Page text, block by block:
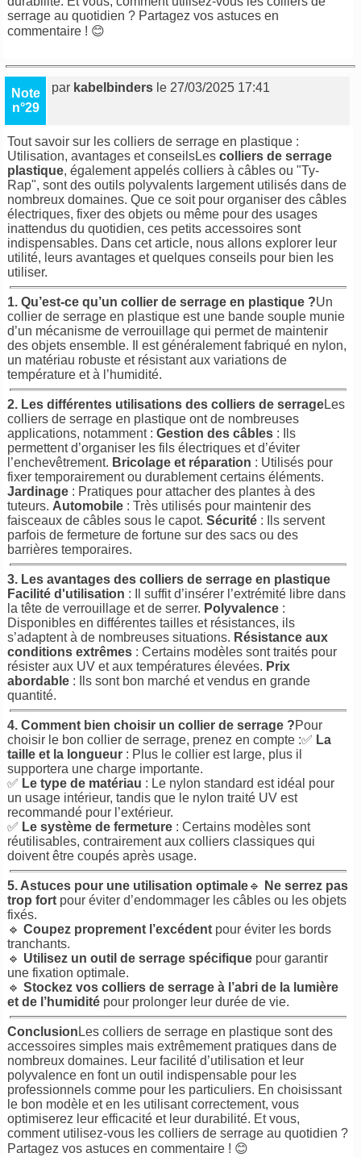
serrage au quotidien ? Partagez vos astuces en
commentaire ! 😊
Note
n°29
par kabelbinders le 27/03/2025 17:41
Tout savoir sur les colliers de serrage en plastique :
Utilisation, avantages et conseilsLescolliers de serrage
plastique, également appelés colliers à câbles ou "Ty-
Rap", sont des outils polyvalents largement utilisés dans de
nombreux domaines. Que ce soit pour organiser des câbles
électriques, fixer des objets ou même pour des usages
inattendus du quotidien, ces petits accessoires sont
indispensables. Dans cet article, nous allons explorer leur
utilité, leurs avantages et quelques conseils pour bien les
utiliser.
1. Qu’est-ce qu’un collier de serrage en plastique ?Un
collier de serrage en plastique est une bande souple munie
d’un mécanisme de verrouillage qui permet de maintenir
des objets ensemble. Il est généralement fabriqué en nylon,
un matériau robuste et résistant aux variations de
température et à l’humidité.
2. Les différentes utilisations des colliers de serrageLes
colliers de serrage en plastique ont de nombreuses
applications, notamment :Gestion des câbles : Ils
permettent d’organiser les fils électriques et d’éviter
l’enchevêtrement. Bricolage et réparation : Utilisés pour
fixer temporairement ou durablement certains éléments.
Jardinage : Pratiques pour attacher des plantes à des
tuteurs. Automobile : Très utilisés pour maintenir des
faisceaux de câbles sous le capot.Sécurité : Ils servent
parfois de fermeture de fortune sur des sacs ou des
barrières temporaires.
3. Les avantages des colliers de serrage en plastique
Facilité d'utilisation : Il suffit d’insérer l’extrémité libre dans
la tête de verrouillage et de serrer. Polyvalence :
Disponibles en différentes tailles et résistances, ils
s’adaptent à de nombreuses situations. Résistance aux
conditions extrêmes : Certains modèles sont traités pour
résister aux UV et aux températures élevées. Prix
abordable : Ils sont bon marché et vendus en grande
quantité.
4. Comment bien choisir un collier de serrage ?Pour
choisir le bon collier de serrage, prenez en compte :✅ La
taille et la longueur : Plus le collier est large, plus il
supportera une charge importante.
✅ Le type de matériau : Le nylon standard est idéal pour
un usage intérieur, tandis que le nylon traité UV est
recommandé pour l’extérieur.
✅ Le système de fermeture : Certains modèles sont
réutilisables, contrairement aux colliers classiques qui
doivent être coupés après usage.
5. Astuces pour une utilisation optimale🔹
Ne serrez pas
trop fort pour éviter d’endommager les câbles ou les objets
fixés.
🔹Coupez proprement l’excédent pour éviter les bords
tranchants.
🔹 Utilisez un outil de serrage spécifique pour garantir
une fixation optimale.
🔹Stockez vos colliers de serrage à l’abri de la lumière
et de l’humidité pour prolonger leur durée de vie.
Conclusion Les colliers de serrage en plastique sont des
accessoires simples mais extrêmement pratiques dans de
nombreux domaines. Leur facilité d’utilisation et leur
polyvalence en font un outil indispensable pour les
professionnels comme pour les particuliers. En choisissant
le bon modèle et en les utilisant correctement, vous
optimiserez leur efficacité et leur durabilité. Et vous,
comment utilisez-vous les colliers de serrage au quotidien ?
Partagez vos astuces en commentaire ! 😊